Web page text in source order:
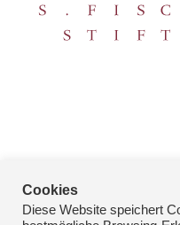
Cookies
Diese Website speichert